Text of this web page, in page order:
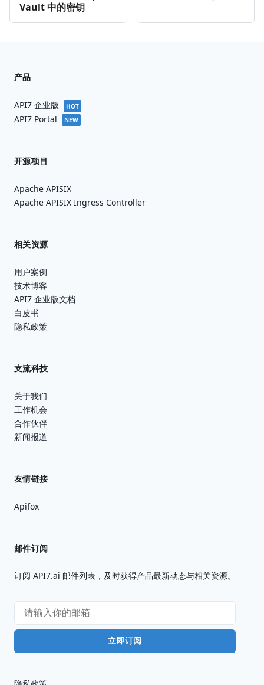
Vault 中的密钥
产品
API7 企业版 HOT
API7 Portal NEW
开源项目
Apache APISIX
Apache APISIX Ingress Controller
相关资源
用户案例
技术博客
API7 企业版文档
白皮书
隐私政策
支流科技
关于我们
工作机会
合作伙伴
新闻报道
友情链接
Apifox
邮件订阅
订阅 API7.ai 邮件列表，及时获得产品最新动态与相关资源。
立即订阅